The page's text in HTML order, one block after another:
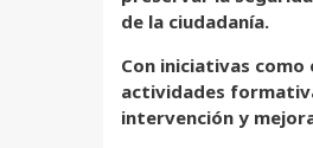
de la ciudadanía.
Con iniciativas como
actividades
intervención y